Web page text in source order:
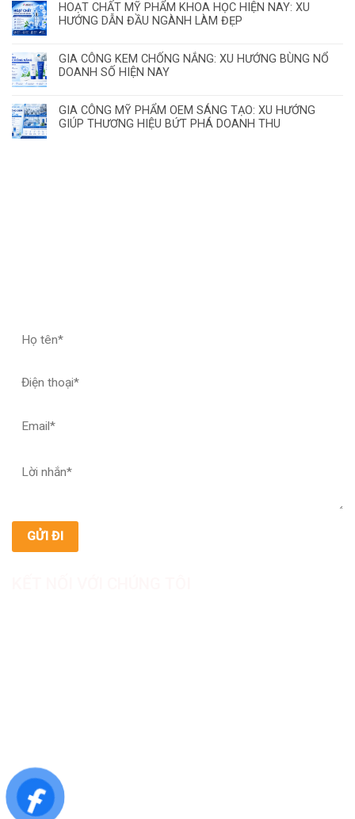
HOẠT CHẤT MỸ PHẨM KHOA HỌC HIỆN NAY: XU
HƯỚNG DẪN ĐẦU NGÀNH LÀM ĐẸP
GIA CÔNG KEM CHỐNG NẮNG: XU HƯỚNG BÙNG NỔ
DOANH SỐ HIỆN NAY
GIA CÔNG MỸ PHẨM OEM SÁNG TẠO: XU HƯỚNG
GIÚP THƯƠNG HIỆU BỨT PHÁ DOANH THU
Website: https://asialab.com.vn/
Email: giacongasialab@gmail.com